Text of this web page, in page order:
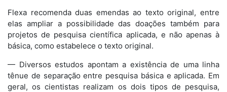
Flexa recomenda duas emendas ao texto original, entre
elas ampliar a possibilidade das doações também para
projetos de pesquisa científica aplicada, e não apenas à
básica, como estabelece o texto original.
— Diversos estudos apontam a existência de uma linha
tênue de separação entre pesquisa básica e aplicada. Em
geral, os cientistas realizam os dois tipos de pesquisa,